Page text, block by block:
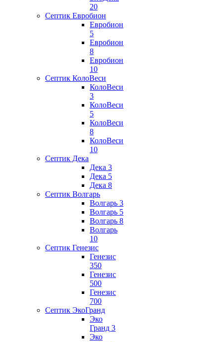
20
Септик Евробион
Евробион
5
Евробион
8
Евробион
10
Септик КолоВеси
КолоВеси
3
КолоВеси
5
КолоВеси
8
КолоВеси
10
Септик Дека
Дека 3
Дека 5
Дека 8
Септик Волгарь
Волгарь 3
Волгарь 5
Волгарь 8
Волгарь
10
Септик Генезис
Генезис
350
Генезис
500
Генезис
700
Септик ЭкоГранд
Эко
Гранд 3
Эко